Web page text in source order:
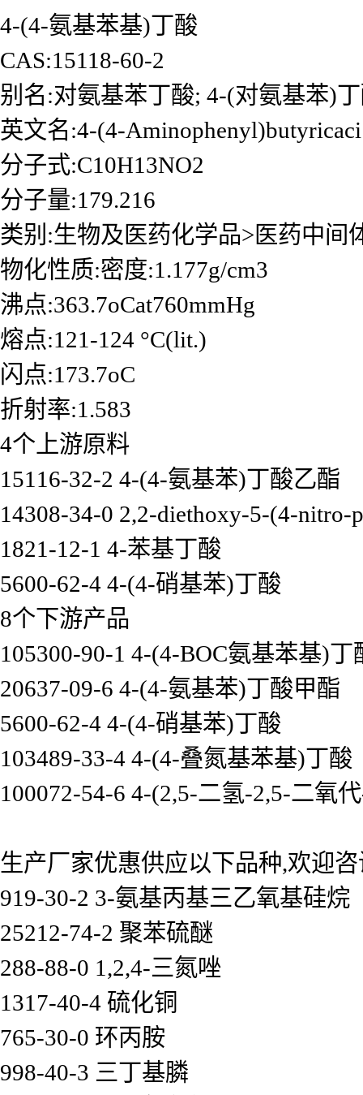
4-(4-氨基苯基)丁酸
CAS:15118-60-2
别名:对氨基苯丁酸; 4-(对氨基苯)
英文名:4-(4-Aminophenyl)butyricaci
分子式:C10H13NO2
分子量:179.216
类别:生物及医药化学品>医药中间
物化性质:密度:1.177g/cm3
沸点:363.7oCat760mmHg
熔点:121-124 °C(lit.)
闪点:173.7oC
折射率:1.583
4个上游原料
15116-32-2 4-(4-氨基苯)丁酸乙酯
14308-34-0 2,2-diethoxy-5-(4-
1821-12-1 4-苯基丁酸
5600-62-4 4-(4-硝基苯)丁酸
8个下游产品
105300-90-1 4-(4-BOC氨基苯基)丁
20637-09-6 4-(4-氨基苯)丁酸甲酯
5600-62-4 4-(4-硝基苯)丁酸
103489-33-4 4-(4-叠氮基苯基)丁酸
100072-54-6 4-(2,5-二氢-2,5-二氧
生产厂家优惠供应以下品种,欢迎
919-30-2 3-氨基丙基三乙氧基硅烷
25212-74-2 聚苯硫醚
288-88-0 1,2,4-三氮唑
1317-40-4 硫化铜
765-30-0 环丙胺
998-40-3 三丁基膦